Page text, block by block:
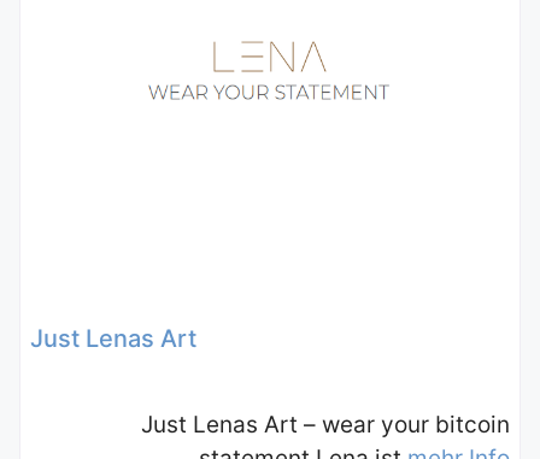
Just Lenas Art
Just Lenas Art – wear your bitcoin